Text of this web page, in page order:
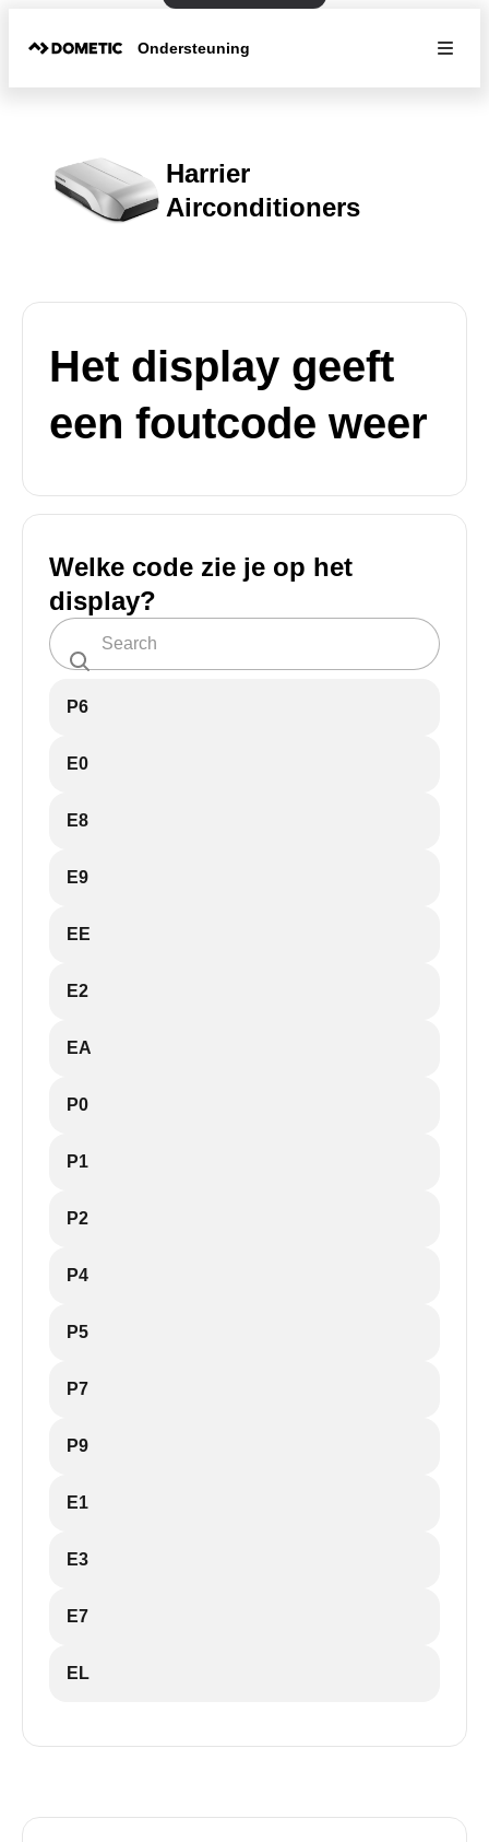
Ondersteuning
Harrier
Airconditioners
Het display geeft
een foutcode weer
Welke code zie je op het
display?
P6
E0
E8
E9
EE
E2
EA
P0
P1
P2
P4
P5
P7
P9
E1
E3
E7
EL